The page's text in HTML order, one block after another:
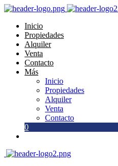
Inicio
Propiedades
Alquiler
Venta
Contacto
Más
Inicio
Propiedades
Alquiler
Venta
Contacto
0